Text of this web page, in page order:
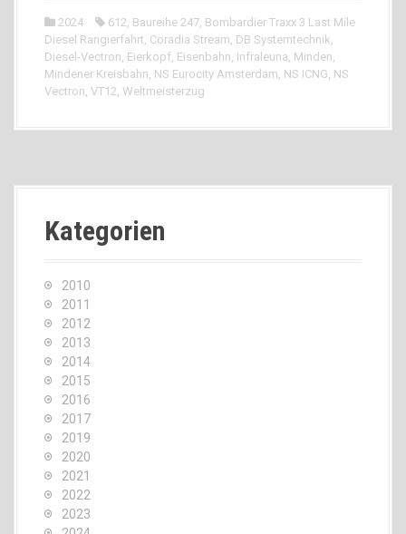
2024 612, Baureihe 247, Bombardier Traxx 3 Last Mile
Diesel Rangierfahrt, Coradia Stream, DB Systemtechnik,
Diesel-Vectron, Eierkopf, Eisenbahn, Infraleuna, Minden,
Mindener Kreisbahn, NS Eurocity Amsterdam, NS ICNG, NS
Vectron, VT12, Weltmeisterzug
Kategorien
2010
2011
2012
2013
2014
2015
2016
2017
2019
2020
2021
2022
2023